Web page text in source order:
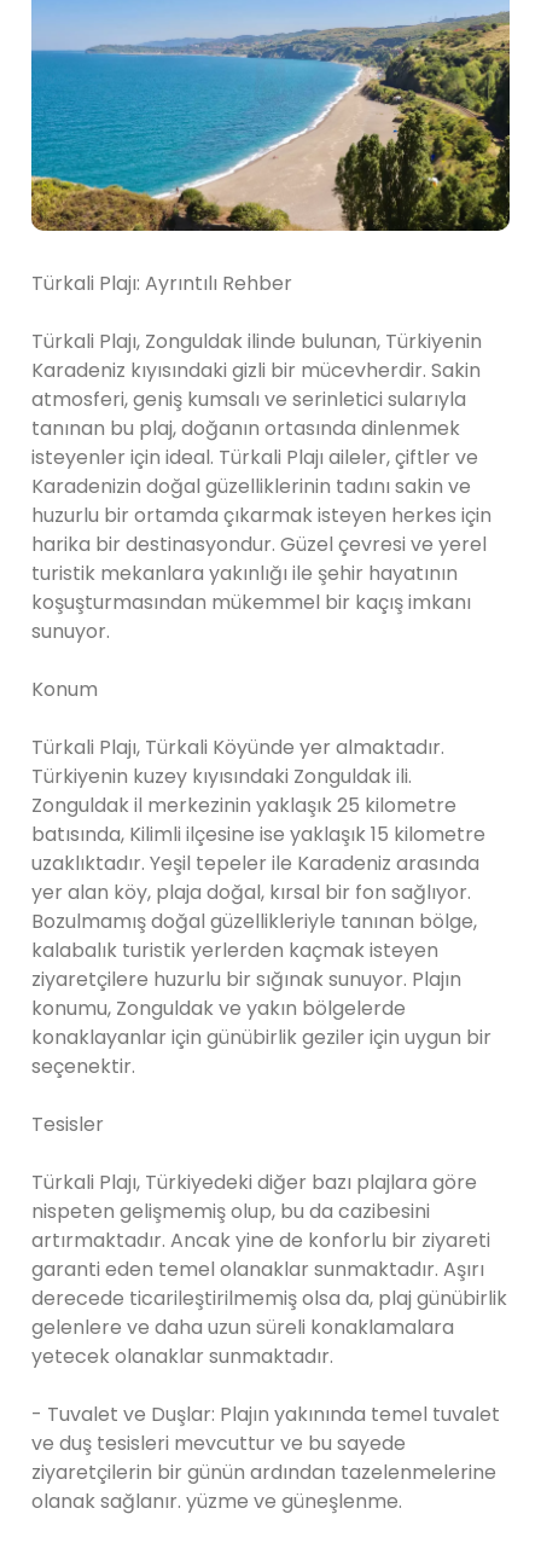
Türkali Plajı: Ayrıntılı Rehber
Türkali Plajı, Zonguldak ilinde bulunan, Türkiyenin
Karadeniz kıyısındaki gizli bir mücevherdir. Sakin
atmosferi, geniş kumsalı ve serinletici sularıyla
tanınan bu plaj, doğanın ortasında dinlenmek
isteyenler için ideal. Türkali Plajı aileler, çiftler ve
Karadenizin doğal güzelliklerinin tadını sakin ve
huzurlu bir ortamda çıkarmak isteyen herkes için
harika bir destinasyondur. Güzel çevresi ve yerel
turistik mekanlara yakınlığı ile şehir hayatının
koşuşturmasından mükemmel bir kaçış imkanı
sunuyor.
Konum
Türkali Plajı, Türkali Köyünde yer almaktadır.
Türkiyenin kuzey kıyısındaki Zonguldak ili.
Zonguldak il merkezinin yaklaşık 25 kilometre
batısında, Kilimli ilçesine ise yaklaşık 15 kilometre
uzaklıktadır. Yeşil tepeler ile Karadeniz arasında
yer alan köy, plaja doğal, kırsal bir fon sağlıyor.
Bozulmamış doğal güzellikleriyle tanınan bölge,
kalabalık turistik yerlerden kaçmak isteyen
ziyaretçilere huzurlu bir sığınak sunuyor. Plajın
konumu, Zonguldak ve yakın bölgelerde
konaklayanlar için günübirlik geziler için uygun bir
seçenektir.
Tesisler
Türkali Plajı, Türkiyedeki diğer bazı plajlara göre
nispeten gelişmemiş olup, bu da cazibesini
artırmaktadır. Ancak yine de konforlu bir ziyareti
garanti eden temel olanaklar sunmaktadır. Aşırı
derecede ticarileştirilmemiş olsa da, plaj günübirlik
gelenlere ve daha uzun süreli konaklamalara
yetecek olanaklar sunmaktadır.
- Tuvalet ve Duşlar: Plajın yakınında temel tuvalet
ve duş tesisleri mevcuttur ve bu sayede
ziyaretçilerin bir günün ardından tazelenmelerine
olanak sağlanır. yüzme ve güneşlenme.